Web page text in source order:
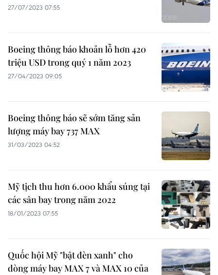
27/07/2023 07:55
Boeing thông báo khoản lỗ hơn 420
triệu USD trong quý 1 năm 2023
27/04/2023 09:05
Boeing thông báo sẽ sớm tăng sản
lượng máy bay 737 MAX
31/03/2023 04:52
Mỹ tịch thu hơn 6.000 khẩu súng tại
các sân bay trong năm 2022
18/01/2023 07:55
Quốc hội Mỹ "bật đèn xanh" cho
dòng máy bay MAX 7 và MAX 10 của